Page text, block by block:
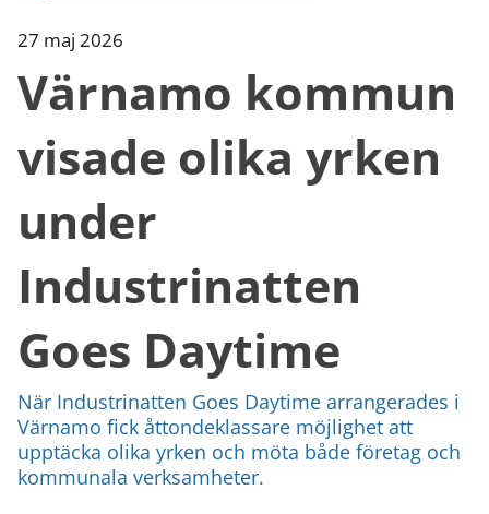
27 maj 2026
Värnamo kommun
visade olika yrken
under
Industrinatten
Goes Daytime
När Industrinatten Goes Daytime arrangerades i
Värnamo fick åttondeklassare möjlighet att
upptäcka olika yrken och möta både företag och
kommunala verksamheter.